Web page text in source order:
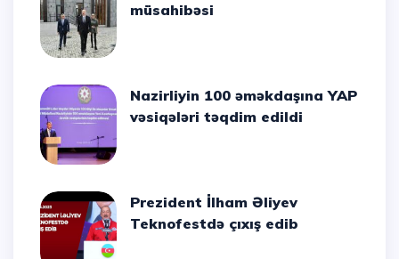
müsahibəsi
Nazirliyin 100 əməkdaşına YAP
vəsiqələri təqdim edildi
Prezident İlham Əliyev
Teknofestdə çıxış edib